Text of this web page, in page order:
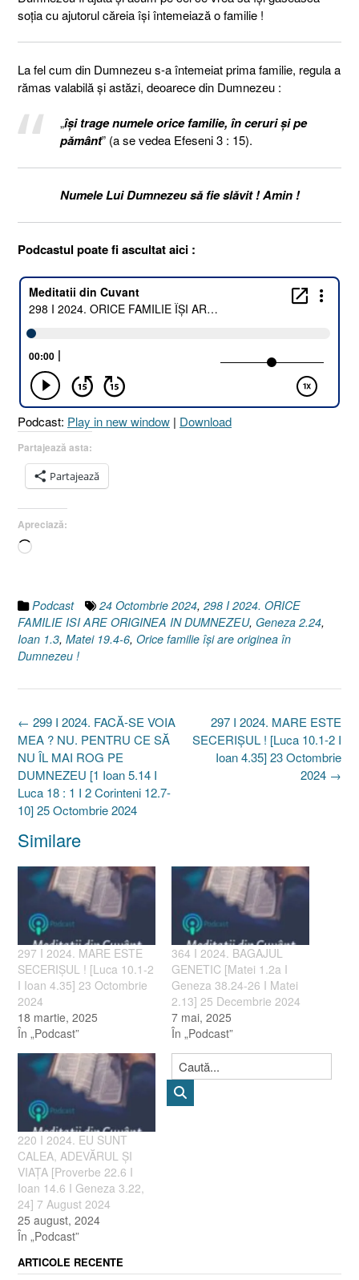
soția cu ajutorul căreia își întemeiază o familie !
La fel cum din Dumnezeu s-a întemeiat prima familie, regula a
rămas valabilă și astăzi, deoarece din Dumnezeu :
„îşi trage numele orice familie, în ceruri şi pe
pământ” (a se vedea Efeseni 3 : 15).
Numele Lui Dumnezeu să fie slăvit ! Amin !
Podcastul poate fi ascultat aici :
Podcast: Play in new window | Download
Partajează asta:
Partajează
Apreciază:
Încarc...
Podcast 24 Octombrie 2024, 298 I 2024. ORICE
FAMILIE ISI ARE ORIGINEA IN DUMNEZEU, Geneza 2.24,
Ioan 1.3, Matei 19.4-6, Orice familie își are originea în
Dumnezeu !
Post
navigation
297 I 2024. MARE ESTE
SECERIȘUL ! [Luca 10.1-2 I
Ioan 4.35] 23 Octombrie
2024 →
← 299 I 2024. FACĂ-SE VOIA
MEA ? NU. PENTRU CE SĂ
NU ÎL MAI ROG PE
DUMNEZEU [1 Ioan 5.14 I
Luca 18 : 1 I 2 Corinteni 12.7-
10] 25 Octombrie 2024
Similare
297 I 2024. MARE ESTE
SECERIȘUL ! [Luca 10.1-2
I Ioan 4.35] 23 Octombrie
2024
18 martie, 2025
În „Podcast”
364 I 2024. BAGAJUL
GENETIC [Matei 1.2a I
Geneza 38.24-26 I Matei
2.13] 25 Decembrie 2024
7 mai, 2025
În „Podcast”
220 I 2024. EU SUNT
CALEA, ADEVĂRUL ȘI
VIAȚA [Proverbe 22.6 I
Ioan 14.6 I Geneza 3.22,
24] 7 August 2024
25 august, 2024
În „Podcast”
ARTICOLE RECENTE